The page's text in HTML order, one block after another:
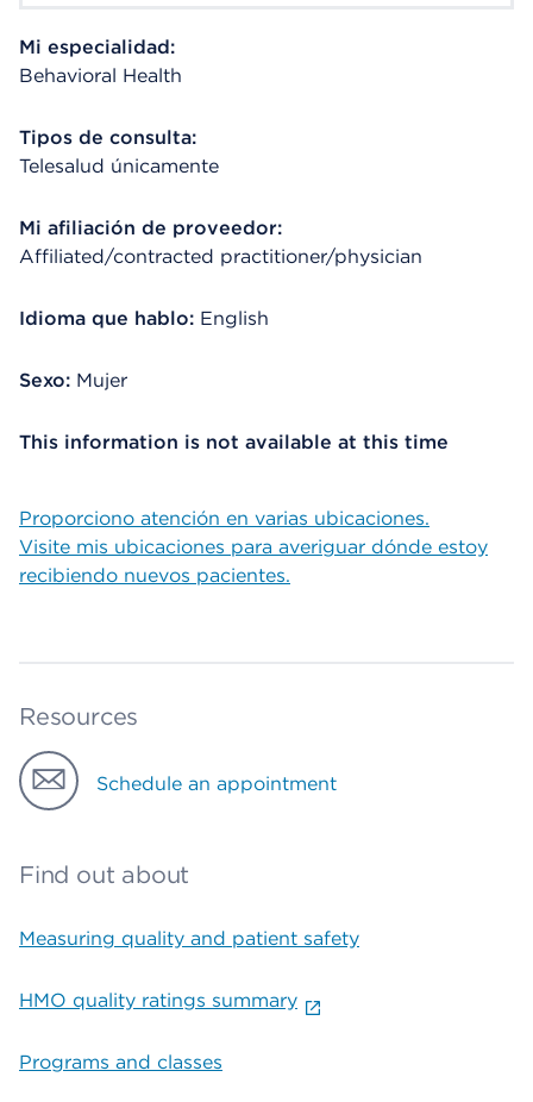
Mi especialidad:
Behavioral Health
Tipos de consulta:
Telesalud únicamente
Mi afiliación de proveedor:
Affiliated/contracted practitioner/physician
Idioma que hablo: English
Sexo: Mujer
This information is not available at this time
Proporciono atención en varias ubicaciones.
Visite mis ubicaciones para averiguar dónde estoy
recibiendo nuevos pacientes.
Resources
Schedule an appointment
Find out about
Measuring quality and patient safety
HMO quality ratings summary
Programs and classes